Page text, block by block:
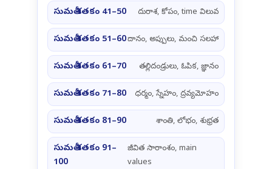
సుమతీ శతకం 41–50 దురాశ, కోపం, time విలువ
సుమతీ శతకం 51–60దానం, అప్పులు, మంచి సలహా
సుమతీ శతకం 61–70 తల్లిదండ్రులు, ఓపిక, జ్ఞానం
సుమతీ శతకం 71–80 ధర్మం, స్నేహం, ద్రవ్యమోహం
సుమతీ శతకం 81–90 శాంతి, లోభం, శుభ్రత
సుమతీ శతకం 91–
100
జీవిత సారాంశం, main
values